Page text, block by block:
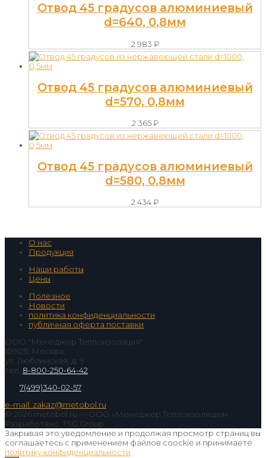
Отвод 45 градусов алюминиевый
d=640, 0,8мм
2 983 ₽
Отвод 45 градусов алюминиевый
d=570, 0,8мм
2 365₽
Отвод 45 градусов алюминиевый
d=580, 0,8мм
2 434₽
О нас
Продукция
Наши работы
Цены
Полезное
Новости
политика конфиденциальности
публичная оферта поставки
ООО "Менеджер Теплоизоляция"
109125, Москва,
ул. Люблинская, д. 9
тел. 8-800-250-64-42
7(499)340-02-57
e-mail: zakaz@metobol.ru
© 2026 metobol.ru — ООО «Менеджер Теплоизоляция».
Разработано: TSG Group
Закрывая это уведомление и продолжая просмотр страниц вы
соглашаетесь с применением файлов coockie и принимаете
политику конфиденциальности